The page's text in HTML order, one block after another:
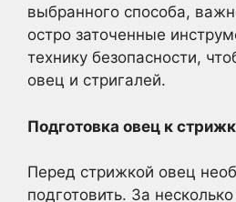
выбранного способа,
остро заточенные
технику безопасности,
овец и стригалей.
Подготовка овец к
Перед стрижкой овец
подготовить. За